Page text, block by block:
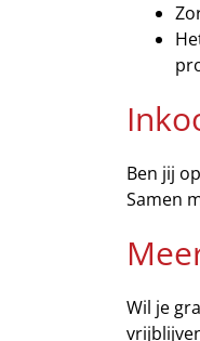
Ben jij
Samen
Wil je